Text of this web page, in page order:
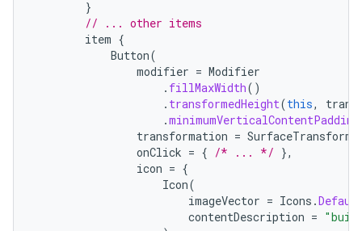
}
// ... other items
item {
Button(
modifier = Modifier
. fillMaxWidth()
. transformedHeight(this,
.minimumVerticalContentPadding
transformation =
onClick = { /* ... */ },
icon = {
Icon(
imageVector = Icons .
contentDescription =